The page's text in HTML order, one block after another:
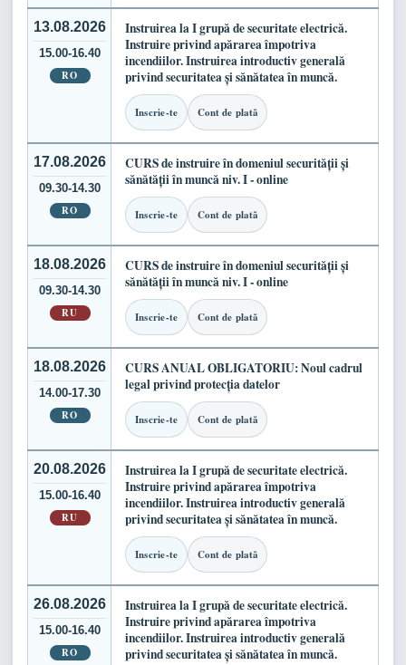
13.08.2026
15.00-16.40
RO
Instruirea la I grupă de securitate electrică.
Instruire privind apărarea împotriva
incendiilor. Instruirea introductiv generală
privind securitatea și sănătatea în muncă.
Inscrie-te Cont de plată
17.08.2026
09.30-14.30
RO
CURS de instruire în domeniul securității și
sănătății în muncă niv. I - online
Inscrie-te Cont de plată
18.08.2026
09.30-14.30
RU
CURS de instruire în domeniul securității și
sănătății în muncă niv. I - online
Inscrie-te Cont de plată
18.08.2026
14.00-17.30
RO
CURS ANUAL OBLIGATORIU: Noul cadrul
legal privind protecția datelor
Inscrie-te Cont de plată
20.08.2026
15.00-16.40
RU
Instruirea la I grupă de securitate electrică.
Instruire privind apărarea împotriva
incendiilor. Instruirea introductiv generală
privind securitatea și sănătatea în muncă.
Inscrie-te Cont de plată
26.08.2026
15.00-16.40
RO
Instruirea la I grupă de securitate electrică.
Instruire privind apărarea împotriva
incendiilor. Instruirea introductiv generală
privind securitatea și sănătatea în muncă.